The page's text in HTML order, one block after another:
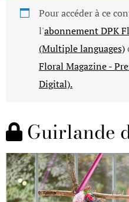
Pour accéder à ce
l'abonnement DPK
(Multiple languages)
Floral Magazine -
Digital).
Guirlande